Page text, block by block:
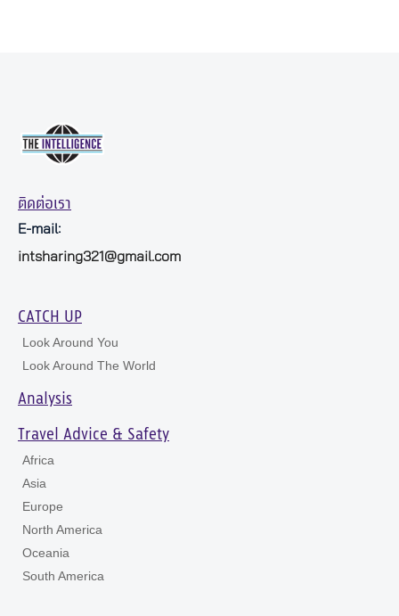
ติดต่อเรา
E-mail:
intsharing321@gmail.com
CATCH UP
Look Around You
Look Around The World
Analysis
Travel Advice & Safety
Africa
Asia
Europe
North America
Oceania
South America